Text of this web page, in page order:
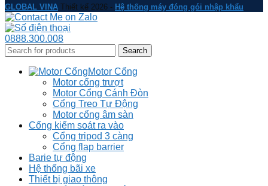
GLOBAL VINA Thiết kế 2026 - Hệ thống máy đóng gói nhập khẩu
0888.300.008
Search
Motor Cổng
Motor cổng trượt
Motor Cổng Cánh Đòn
Cổng Treo Tự Động
Motor cổng âm sàn
Cổng kiểm soát ra vào
Cổng tripod 3 càng
Cổng flap barrier
Barie tự động
Hệ thống bãi xe
Thiết bị giao thông